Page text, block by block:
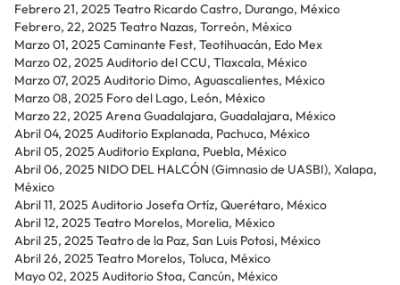
Febrero 21, 2025 Teatro Ricardo Castro, Durango, México
Febrero, 22, 2025 Teatro Nazas, Torreón, México
Marzo 01, 2025 Caminante Fest, Teotihuacán, Edo Mex
Marzo 02, 2025 Auditorio del CCU, Tlaxcala, México
Marzo 07, 2025 Auditorio Dimo, Aguascalientes, México
Marzo 08, 2025 Foro del Lago, León, México
Marzo 22, 2025 Arena Guadalajara, Guadalajara, México
Abril 04, 2025 Auditorio Explanada, Pachuca, México
Abril 05, 2025 Auditorio Explana, Puebla, México
Abril 06, 2025 NIDO DEL HALCÓN (Gimnasio de UASBI), Xalapa,
México
Abril 11, 2025 Auditorio Josefa Ortíz, Querétaro, México
Abril 12, 2025 Teatro Morelos, Morelia, México
Abril 25, 2025 Teatro de la Paz, San Luis Potosi, México
Abril 26, 2025 Teatro Morelos, Toluca, México
Mayo 02, 2025 Auditorio Stoa, Cancún, México